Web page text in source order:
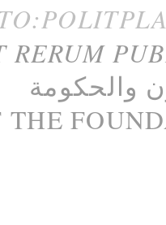
RERUM
والحكومة
THE